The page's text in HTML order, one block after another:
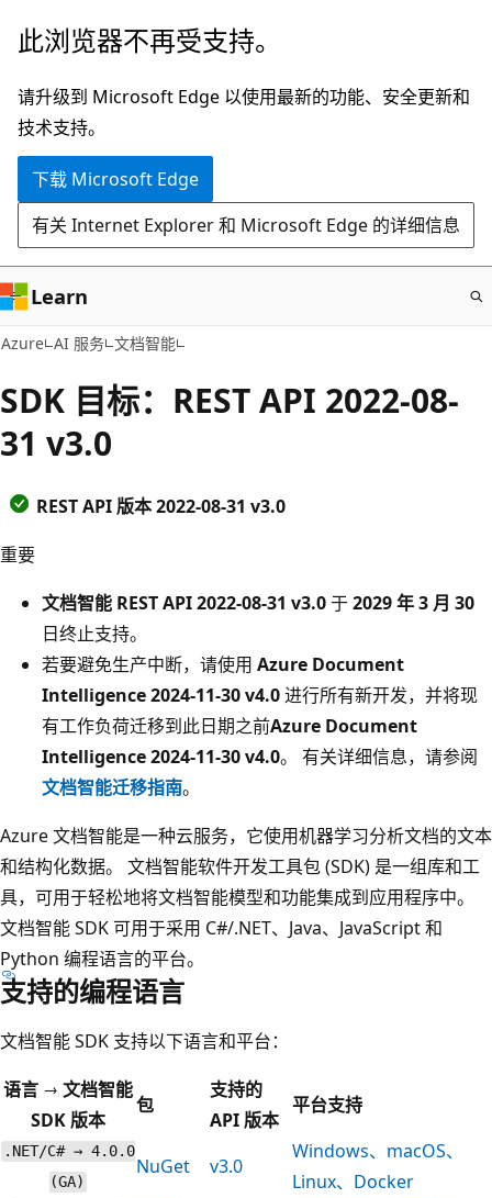
跳
主
要
内
此浏览器不再受支持。
请升级到 Microsoft Edge 以使用最新的功能、安全更新和
技术支持。
下载 Microsoft Edge
有关 Internet Explorer 和 Microsoft Edge 的详细信息
Learn
Azure AI 服务 文档智能
SDK 目标：REST API 2022-08-
31 v3.0
REST API 版本 2022-08-31 v3.0
重要
文档智能 REST API 2022-08-31 v3.0于2029 年 3 月 30
日终止支持。
若要避免生产中断，请使用 Azure Document
Intelligence 2024-11-30 v4.0进行所有新开发，并将现
有工作负荷迁移到此日期之前Azure Document
Intelligence 2024-11-30 v4.0。 有关详细信息，请参阅
文档智能迁移指南。
Azure 文档智能是一种云服务，它使用机器学习分析文档的文本
和结构化数据。 文档智能软件开发工具包 (SDK) 是一组库和工
具，可用于轻松地将文档智能模型和功能集成到应用程序中。
文档智能 SDK 可用于采用 C#/.NET、Java、JavaScript 和
Python 编程语言的平台。
支持的编程语言
文档智能 SDK 支持以下语言和平台：
语言 → 文档智能
SDK 版本
包
支持的
API 版本
平台支持
.NET/C# → 4.0.0
(GA)
NuGet v3.0
Windows、macOS、
Linux、Docker